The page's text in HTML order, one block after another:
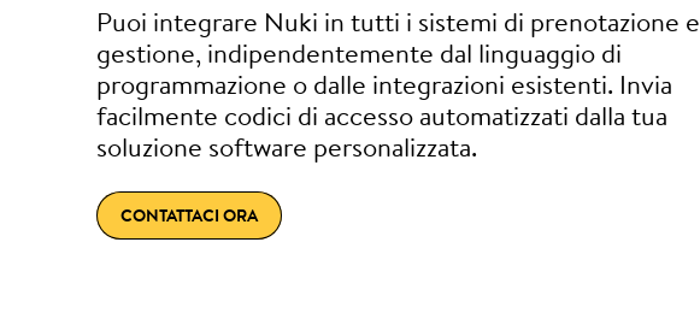
Puoi integrare Nuki in tutti i sistemi di prenotazione e
gestione, indipendentemente dal linguaggio di
programmazione o dalle integrazioni esistenti. Invia
facilmente codici di accesso automatizzati dalla tua
soluzione software personalizzata.
CONTATTACI ORA